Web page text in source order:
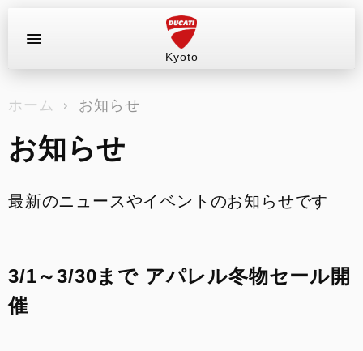
Kyoto
ラインナップ
店舗情報
新車
試乗車（レンタル）
ホーム お知らせ
お知らせ
最新のニュースやイベントのお知らせです
3/1～3/30まで アパレル冬物セール開
催